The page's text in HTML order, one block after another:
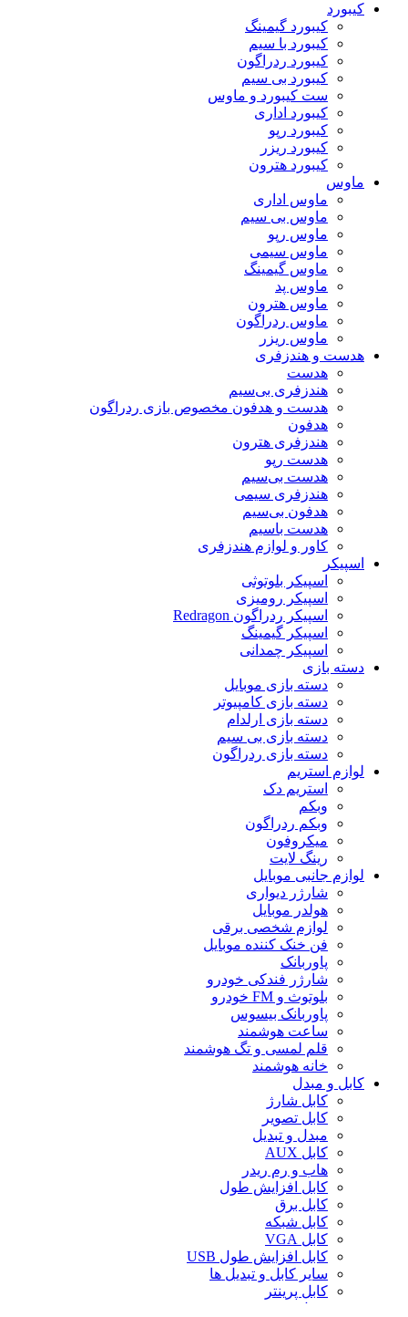
کیبورد
کیبورد گیمینگ
کیبورد با سیم
کیبورد ردراگون
کیبورد بی سیم
ست کیبورد و ماوس
کیبورد اداری
کیبورد رپو
کیبورد ریزر
کیبورد هترون
ماوس
ماوس اداری
ماوس بی سیم
ماوس رپو
ماوس سیمی
ماوس گیمینگ
ماوس پد
ماوس هترون
ماوس ردراگون
ماوس ریزر
هدست و هندزفری
هدست
هندزفری بی‌سیم
هدست و هدفون مخصوص بازی ردراگون
هدفون
هندزفری هترون
هدست رپو
هدست بی‌سیم
هندزفری سیمی
هدفون بی‌سیم
هدست باسیم
کاور و لوازم هندزفری
اسپیکر
اسپیکر بلوتوثی
اسپیکر رومیزی
اسپیکر ردراگون Redragon
اسپیکر گیمینگ
اسپیکر چمدانی
دسته بازی
دسته بازی موبایل
دسته بازی کامپیوتر
دسته بازی ارلدام
دسته بازی بی سیم
دسته بازی ردراگون
لوازم استریم
استریم دک
وبکم
وبکم ردراگون
میکروفون
رینگ لایت
لوازم جانبی موبایل
شارژر دیواری
هولدر موبایل
لوازم شخصی برقی
فن خنک کننده موبایل
پاوربانک
شارژر فندکی خودرو
بلوتوث و FM خودرو
پاوربانک بیسوس
ساعت هوشمند
قلم لمسی و تگ هوشمند
خانه هوشمند
کابل و مبدل
کابل شارژ
کابل تصویر
مبدل و تبدیل
کابل AUX
هاب و رم ریدر
کابل افزایش طول
کابل برق
کابل شبکه
کابل VGA
کابل افزایش طول USB
سایر کابل و تبدیل ها
کابل پرینتر
تبدیل تصویر